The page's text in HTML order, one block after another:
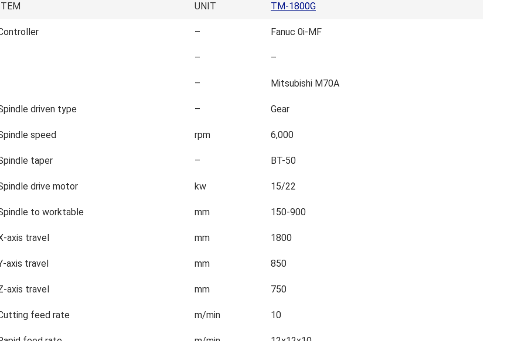
UNIT TM-1800G
– Fanuc 0i-MF
– –
– Mitsubishi M70A
driven type – Gear
speed rpm 6,000
taper – BT-50
drive motor kw 15/22
to worktable mm 150-900
axis travel mm 1800
axis travel mm 850
axis travel mm 750
feed rate m/min 10